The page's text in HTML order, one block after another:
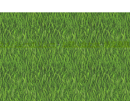
イバシーポリシー-お問い合わせ-特定商